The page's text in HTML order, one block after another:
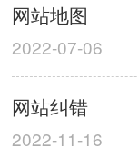
网站地图
2022-07-06
网站纠错
2022-11-16